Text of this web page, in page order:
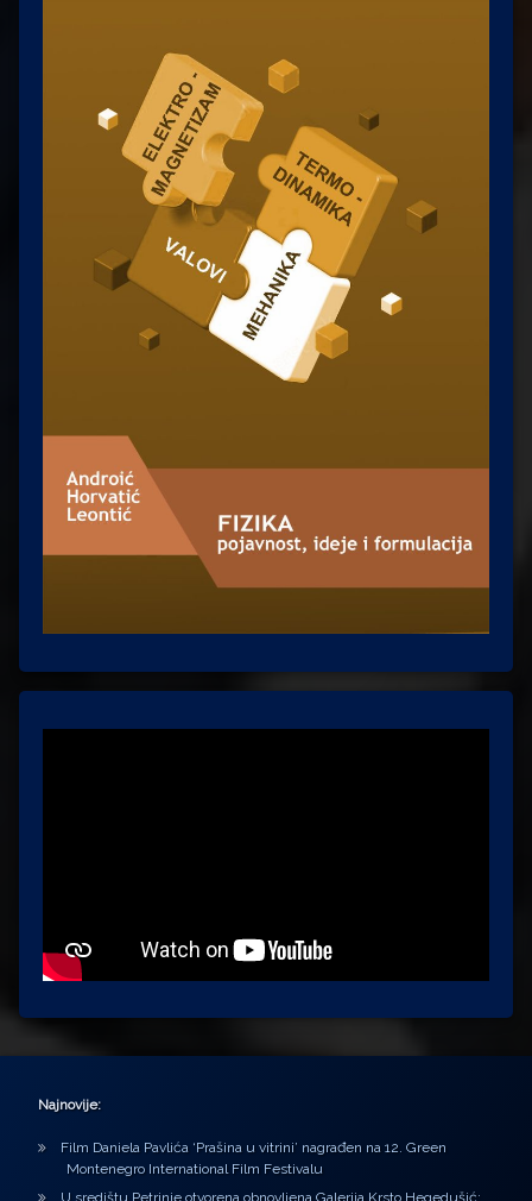
Najnovije:
Film Daniela Pavlića ‘Prašina u vitrini’ nagrađen na 12. Green
Montenegro International Film Festivalu